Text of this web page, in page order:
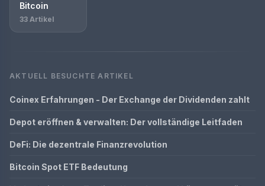
Bitcoin
33 Artikel
AKTUELL BESUCHTE ARTIKEL
Coinex Erfahrungen - Der Exchange der Dividenden zahlt
Depot eröffnen & verwalten: Der vollständige Leitfaden
DeFi: Die dezentrale Finanzrevolution
Bitcoin Spot ETF Bedeutung